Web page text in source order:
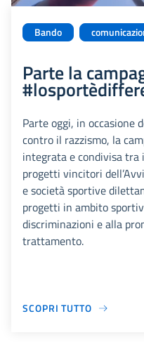
Bando
Parte la
Parte oggi, in occasione
contro il razzismo, la
integrata e condivisa
progetti vincitori
e società sportive
progetti in ambito
discriminazioni e alla
trattamento.
SCOPRI TUTTO